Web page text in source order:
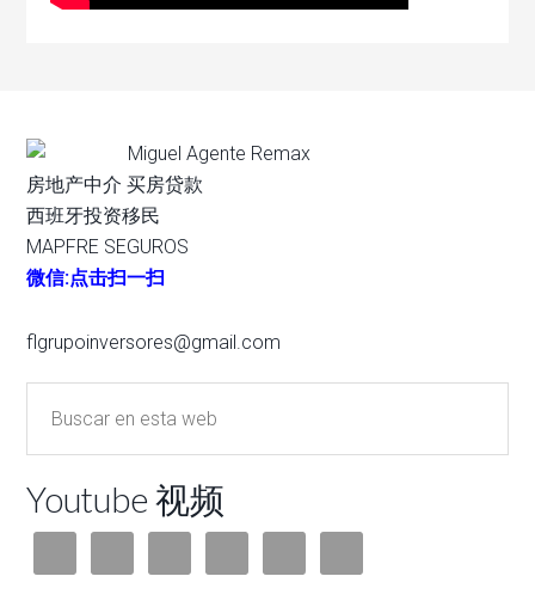
Miguel Agente Remax
房地产中介 买房贷款
西班牙投资移民
MAPFRE SEGUROS
微信:点击扫一扫
flgrupoinversores@gmail.com
Youtube 视频